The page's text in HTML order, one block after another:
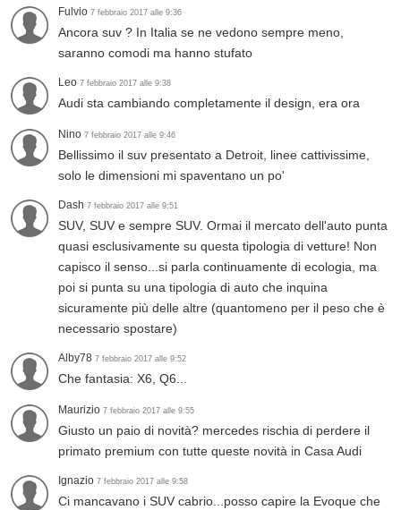
Fulvio 7 febbraio 2017 alle 9:36
Ancora suv ? In Italia se ne vedono sempre meno,
saranno comodi ma hanno stufato
Leo 7 febbraio 2017 alle 9:38
Audi sta cambiando completamente il design, era ora
Nino 7 febbraio 2017 alle 9:46
Bellissimo il suv presentato a Detroit, linee cattivissime,
solo le dimensioni mi spaventano un po'
Dash 7 febbraio 2017 alle 9:51
SUV, SUV e sempre SUV. Ormai il mercato dell'auto punta
quasi esclusivamente su questa tipologia di vetture! Non
capisco il senso...si parla continuamente di ecologia, ma
poi si punta su una tipologia di auto che inquina
sicuramente più delle altre (quantomeno per il peso che è
necessario spostare)
Alby78 7 febbraio 2017 alle 9:52
Che fantasia: X6, Q6...
Maurizio 7 febbraio 2017 alle 9:55
Giusto un paio di novità? mercedes rischia di perdere il
primato premium con tutte queste novità in Casa Audi
Ignazio 7 febbraio 2017 alle 9:58
Ci mancavano i SUV cabrio...posso capire la Evoque che